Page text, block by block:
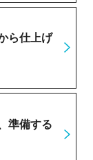
ら仕上げ
準備する